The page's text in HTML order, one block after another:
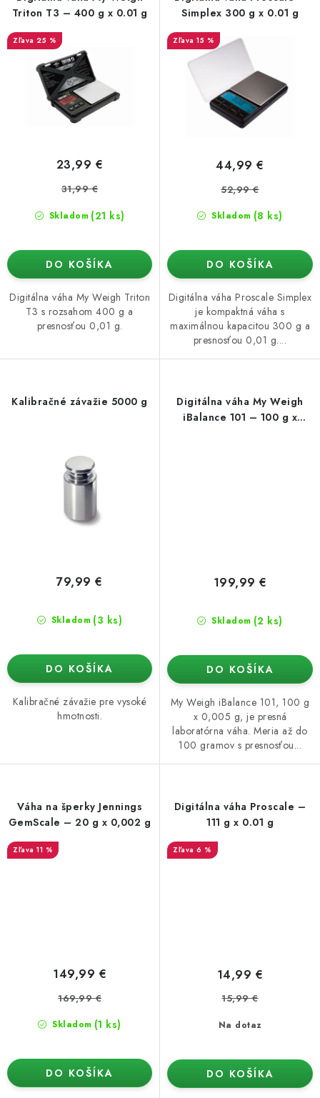
Podmienky o ochrane osobných údajov
o
d
u
p
r
o
Triton T3 – 400 g x 0.01 g
25 %
Skladom (21 ks)
23,99 €
31,99 €
DO KOŠÍKA
Digitálna váha My Weigh Triton
T3 s rozsahom 400 g a
presnosťou 0,01 g.
Simplex 300 g x 0.01 g
15 %
Skladom (8 ks)
44,99 €
52,99 €
DO KOŠÍKA
Digitálna váha Proscale Simplex
je kompaktná váha s
maximálnou kapacitou 300 g a
presnosťou 0,01 g....
Kalibračné závažie 5000 g
Skladom (3 ks)
79,99 €
DO KOŠÍKA
Kalibračné závažie pre vysoké
hmotnosti.
Digitálna váha My Weigh
iBalance 101 – 100 g x
Skladom (2 ks)
199,99 €
DO KOŠÍKA
My Weigh iBalance 101, 100 g
x 0,005 g, je presná
laboratórna váha. Meria až do
100 gramov s presnosťou...
Váha na šperky Jennings
GemScale – 20 g x 0,002 g
11 %
Skladom (1 ks)
149,99 €
169,99 €
DO KOŠÍKA
Digitálna váha Proscale –
111 g x 0.01 g
6 %
Na dotaz
14,99 €
15,99 €
DO KOŠÍKA